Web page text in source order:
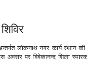
अन्तर्गत लोकनाथ नगर कार्य
अवसर पर विवेकानन्द शिला